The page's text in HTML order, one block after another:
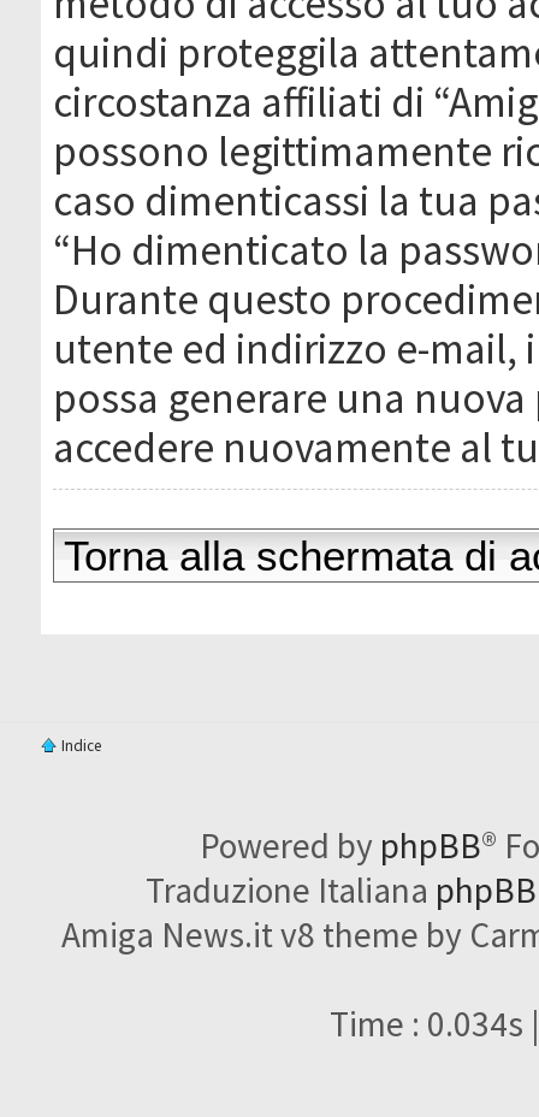
quindi proteggila
circostanza affiliati di
possono legittimamente
caso dimenticassi la tua
“Ho dimenticato la
Durante questo
utente ed indirizzo e-mail,
possa generare una
accedere nuovamente al
Torna alla schermata di
Indice
Powered by phpBB®
Traduzione Italiana
Amiga News.it v8 theme by
Time : 0.034s